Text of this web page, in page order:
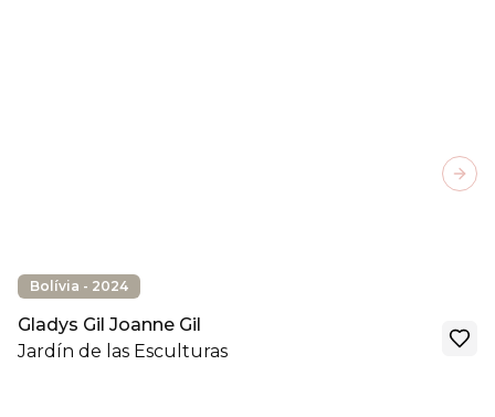
Bolívia - 2024
Gladys Gil Joanne Gil
Jardín de las Esculturas